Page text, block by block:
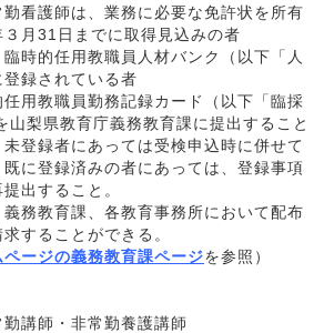
看護師は、業務に必要な免許状を所有
月31日までに取得見込みの者
臨時的任用教職員人材バンク（以下「人
録されている者
用教職員勤務記録カード（以下「臨採
山梨県教育庁義務教育課に提出すること
登録者にあっては受検申込時に併せて
に登録済みの者にあっては、登録事項
出すること。
務教育課、各教育事務所において配布
することができる。
ージの義務教育課ページを参照）
講師・非常勤養護講師